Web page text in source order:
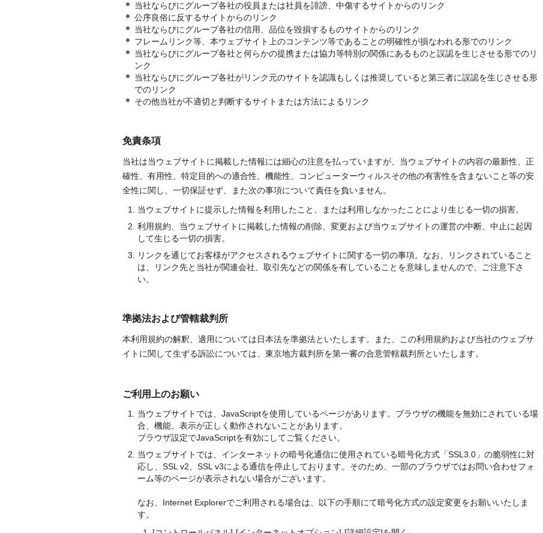
当社ならびにグループ各社の役員または社員を誹謗、中傷するサイトからのリンク
公序良俗に反するサイトからのリンク
当社ならびにグループ各社の信用、品位を毀損するものサイトからのリンク
フレームリンク等、本ウェブサイト上のコンテンツ等であることの明確性が損なわれる形でのリンク
当社ならびにグループ各社と何らかの提携または協力等特別の関係にあるものと誤認を生じさせる形でのリ
ンク
当社ならびにグループ各社がリンク元のサイトを認識もしくは推奨していると第三者に誤認を生じさせる形
でのリンク
その他当社が不適切と判断するサイトまたは方法によるリンク
免責条項
当社は当ウェブサイトに掲載した情報には細心の注意を払っていますが、当ウェブサイトの内容の最新性、正
確性、有用性、特定目的への適合性、機能性、コンピューターウィルスその他の有害性を含まないこと等の安
全性に関し、一切保証せず、また次の事項について責任を負いません。
当ウェブサイトに提示した情報を利用したこと、または利用しなかったことにより生じる一切の損害。
利用規約、当ウェブサイトに掲載した情報の削除、変更および当ウェブサイトの運営の中断、中止に起因
して生じる一切の損害。
リンクを通じてお客様がアクセスされるウェブサイトに関する一切の事項。なお、リンクされていること
は、リンク先と当社が関連会社、取引先などの関係を有していることを意味しませんので、ご注意下さ
い。
準拠法および管轄裁判所
本利用規約の解釈、適用については日本法を準拠法といたします。また、この利用規約および当社のウェブサ
イトに関して生ずる訴訟については、東京地方裁判所を第一審の合意管轄裁判所といたします。
ご利用上のお願い
当ウェブサイトでは、JavaScriptを使用しているページがあります。ブラウザの機能を無効にされている場
合、機能、表示が正しく動作されないことがあります。
ブラウザ設定でJavaScriptを有効にしてご覧ください。
当ウェブサイトでは、インターネットの暗号化通信に使用されている暗号化方式「SSL3.0」の脆弱性に対
応し、SSL v2、SSL v3による通信を停止しております。そのため、一部のブラウザではお問い合わせフォ
ーム等のページが表示されない場合がございます。
なお、Internet Explorerでご利用される場合は、以下の手順にて暗号化方式の設定変更をお願いいたしま
す。